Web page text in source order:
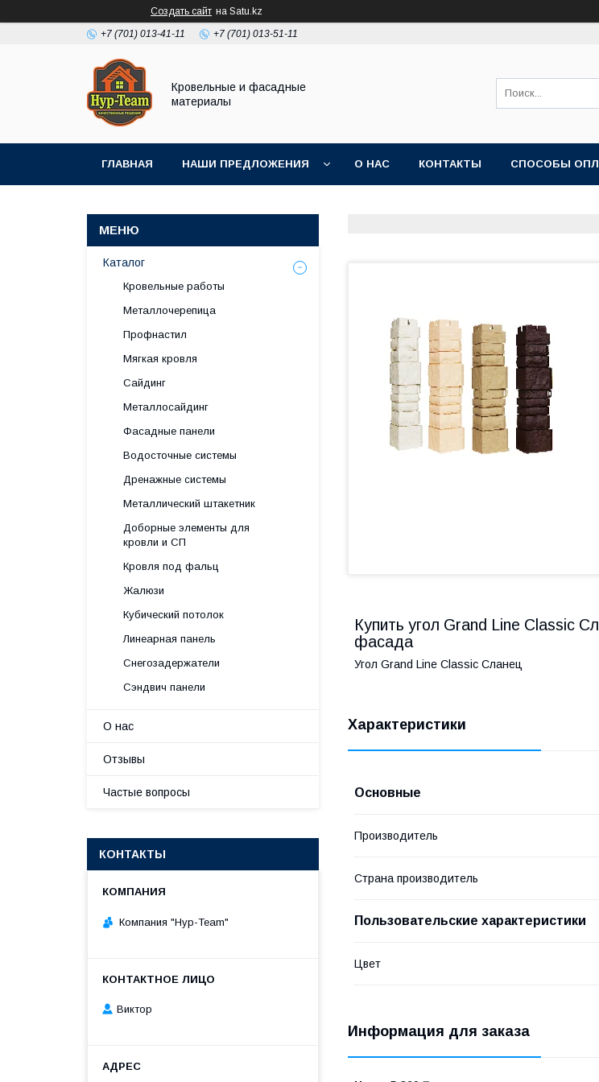
Создать сайт на Satu.kz
+7 (701) 013-41-11 +7 (701) 013-51-11
Кровельные и фасадные
материалы
ГЛАВНАЯ НАШИ ПРЕДЛОЖЕНИЯ О НАС КОНТАКТЫ СПОСОБЫ
Купить угол Grand Line Classic
фасада
Угол Grand Line Classic Сланец
Характеристики
Основные
Производитель
Страна производитель
Пользовательские характеристики
Цвет
Информация для заказа
Каталог
Кровельные работы
Металлочерепица
Профнастил
Мягкая кровля
Сайдинг
Металлосайдинг
Фасадные панели
Водосточные системы
Дренажные системы
Металлический штакетник
Доборные элементы для
кровли и СП
Кровля под фальц
Жалюзи
Кубический потолок
Линеарная панель
Снегозадержатели
Сэндвич панели
О нас
Отзывы
Частые вопросы
КОНТАКТЫ
Компания "Нур-Team"
Виктор